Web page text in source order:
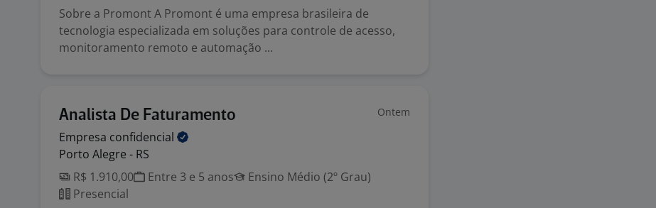
Sobre a Promont A Promont é uma empresa brasileira de
tecnologia especializada em soluções para controle de acesso,
monitoramento remoto e automação ...
Analista De Faturamento Ontem
Empresa confidencial
Porto Alegre - RS
R$ 1.910,00
Entre 3 e 5 anos
Ensino Médio (2º Grau)
Presencial